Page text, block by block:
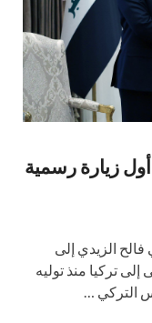
زيارة رسمية
الزيدي إلى
إلى تركيا منذ توليه
التركي …